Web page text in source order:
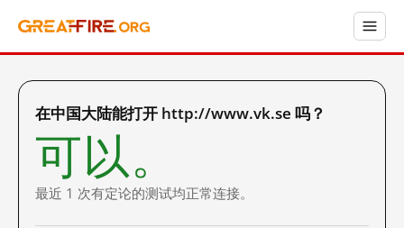
在中国大陆能打开 http://www.vk.se 吗？
可以。
最近 1 次有定论的测试均正常连接。